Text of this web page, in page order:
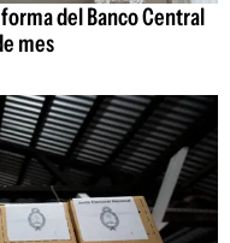
del Banco Central
mes